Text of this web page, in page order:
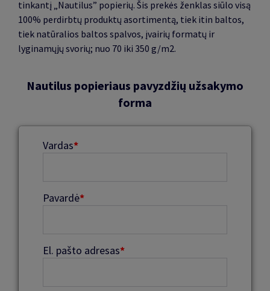
tinkantį „Nautilus” popierių. Šis prekės ženklas siūlo visą
100% perdirbtų produktų asortimentą, tiek itin baltos,
tiek natūralios baltos spalvos, įvairių formatų ir
lyginamųjų svorių; nuo 70 iki 350 g/m2.
Nautilus popieriaus pavyzdžių užsakymo
forma
Vardas*
Pavardė*
El. pašto adresas*